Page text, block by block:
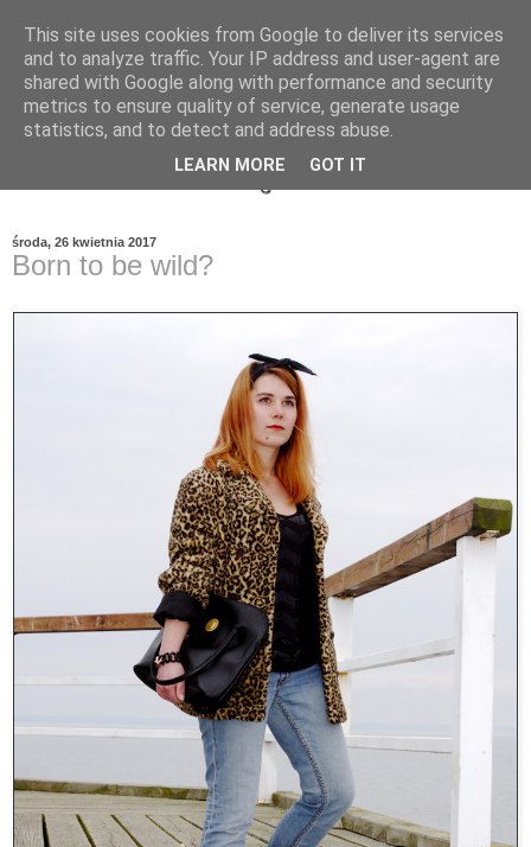
środa, 26 kwietnia 2017
Born to be wild?
This site uses cookies from Google to deliver its services
and to analyze traffic. Your IP address and user-agent are
shared with Google along with performance and security
metrics to ensure quality of service, generate usage
statistics, and to detect and address abuse.
LEARN MORE GOT IT